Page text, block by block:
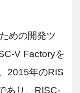
めの開発ツ
V Factoryを
2015年のRIS
あり、RISC-